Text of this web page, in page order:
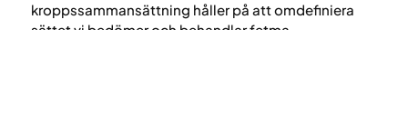
kroppssammansättning håller på att omdefiniera
sättet vi bedömer och behandlar fetma.